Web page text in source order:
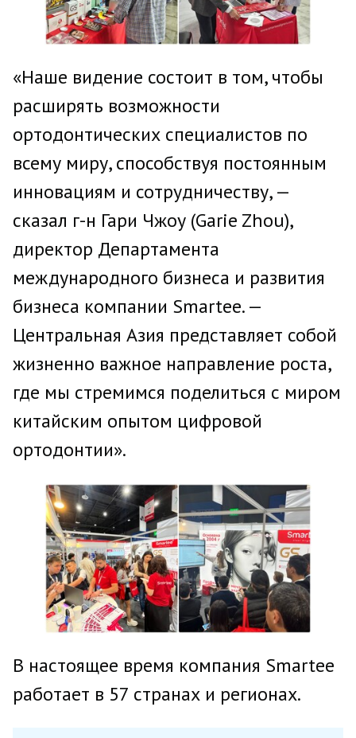
«Наше видение состоит в том, чтобы
расширять возможности
ортодонтических специалистов по
всему миру, способствуя постоянным
инновациям и сотрудничеству, —
сказал г-н Гари Чжоу (Garie Zhou),
директор Департамента
международного бизнеса и развития
бизнеса компании Smartee. —
Центральная Азия представляет собой
жизненно важное направление роста,
где мы стремимся поделиться с миром
китайским опытом цифровой
ортодонтии».
В настоящее время компания Smartee
работает в 57 странах и регионах.